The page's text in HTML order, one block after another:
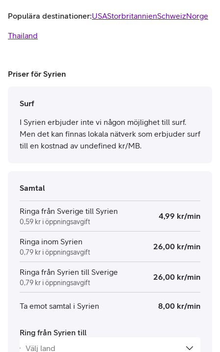
Populära destinationer:USAStorbritannienSchweizNorge
Thailand
Priser för Syrien
Surf
I Syrien erbjuder inte vi någon möjlighet till surf.
Men det kan finnas lokala nätverk som erbjuder surf
till en kostnad av undefined kr/MB.
Samtal
Ringa från Sverige till Syrien
0,59 kr i öppningsavgift
4,99 kr/min
Ringa inom Syrien
0,79 kr i öppningsavgift
26,00 kr/min
Ringa från Syrien till Sverige
0,79 kr i öppningsavgift
26,00 kr/min
Ta emot samtal i Syrien 8,00 kr/min
Ring från Syrien till